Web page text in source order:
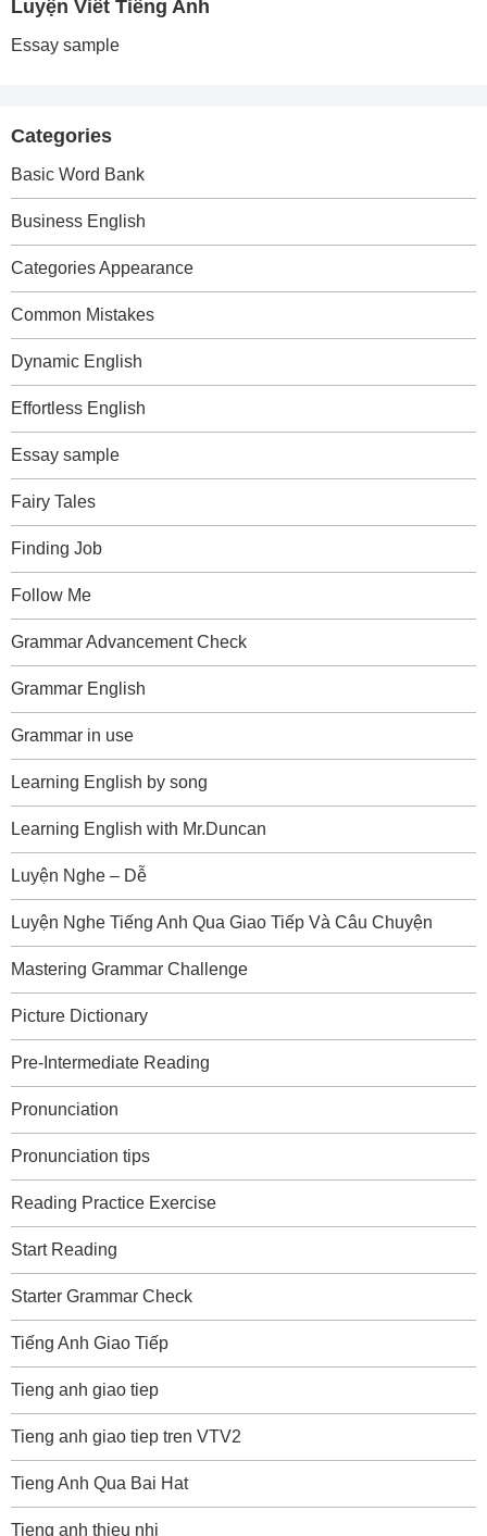
Luyện Viết Tiếng Anh
Essay sample
Categories
Basic Word Bank
Business English
Categories Appearance
Common Mistakes
Dynamic English
Effortless English
Essay sample
Fairy Tales
Finding Job
Follow Me
Grammar Advancement Check
Grammar English
Grammar in use
Learning English by song
Learning English with Mr.Duncan
Luyện Nghe – Dễ
Luyện Nghe Tiếng Anh Qua Giao Tiếp Và Câu Chuyện
Mastering Grammar Challenge
Picture Dictionary
Pre-Intermediate Reading
Pronunciation
Pronunciation tips
Reading Practice Exercise
Start Reading
Starter Grammar Check
Tiếng Anh Giao Tiếp
Tieng anh giao tiep
Tieng anh giao tiep tren VTV2
Tieng Anh Qua Bai Hat
Tieng anh thieu nhi